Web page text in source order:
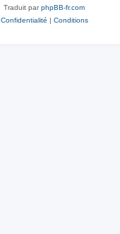
Traduit parphpBB-fr.com
Confidentialité | Conditions